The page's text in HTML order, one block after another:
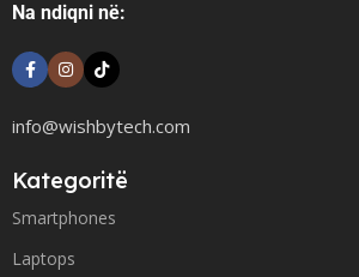
Na ndiqni në:
info@wishbytech.com
Kategoritë
Smartphones
Laptops